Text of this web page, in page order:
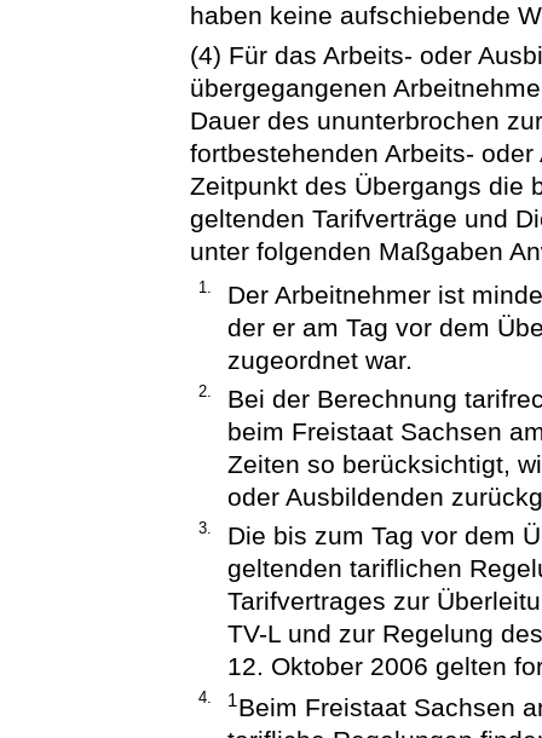
haben keine aufschiebende
(4) Für das Arbeits- oder
übergegangenen
Dauer des ununterbrochen
fortbestehenden Arbeits-
Zeitpunkt des Übergangs die
geltenden Tarifverträge und
unter folgenden Maßgaben
1.
Der Arbeitnehmer ist
der er am Tag vor dem
zugeordnet war.
2.
Bei der Berechnung
beim Freistaat Sachsen
Zeiten so berücksichtigt,
oder Ausbildenden
3.
Die bis zum Tag vor dem
geltenden tariflichen
Tarifvertrages zur
TV-L und zur Regelung
12. Oktober 2006 gelten
4. 1Beim Freistaat Sachsen